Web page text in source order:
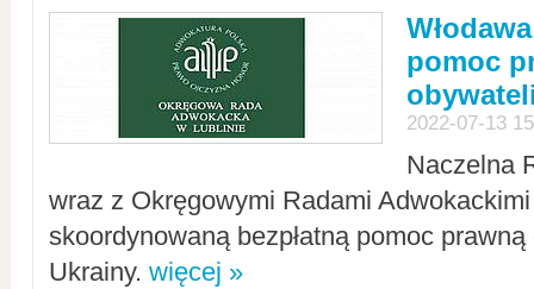
pomoc
2022-07-13
Naczelna
wraz z Okręgowymi Radami Adwokackimi
skoordynowaną bezpłatną pomoc
Ukrainy. więcej »